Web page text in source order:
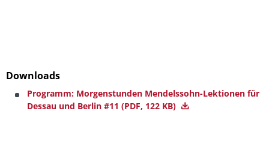
Downloads
Programm: Morgenstunden Mendelssohn-Lektionen für
Dessau und Berlin #11 (PDF, 122 KB)